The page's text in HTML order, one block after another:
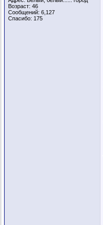
Возраст: 46
Сообщений: 6,127
Спасибо: 175